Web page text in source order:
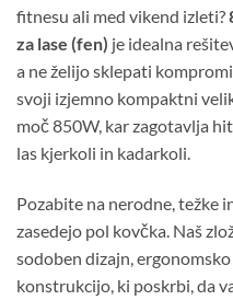
fitnesu ali med vikend izleti?
za lase (fen) je idealna
a ne želijo sklepati
svoji izjemno kompaktni
moč 850W, kar zagotavlja
las kjerkoli in kadarkoli.
Pozabite na nerodne, težke
zasedejo pol kovčka. Naš
sodoben dizajn,
konstrukcijo, ki poskrbi, da